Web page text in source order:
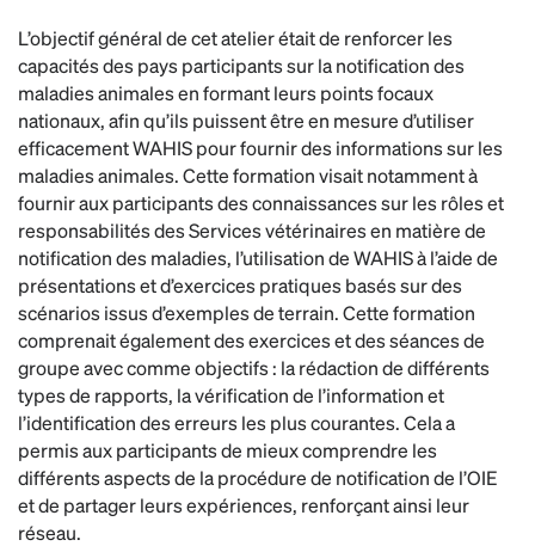
L’objectif général de cet atelier était de renforcer les
capacités des pays participants sur la notification des
maladies animales en formant leurs points focaux
nationaux, afin qu’ils puissent être en mesure d’utiliser
efficacement WAHIS pour fournir des informations sur les
maladies animales. Cette formation visait notamment à
fournir aux participants des connaissances sur les rôles et
responsabilités des Services vétérinaires en matière de
notification des maladies, l’utilisation de WAHIS à l’aide de
présentations et d’exercices pratiques basés sur des
scénarios issus d’exemples de terrain. Cette formation
comprenait également des exercices et des séances de
groupe avec comme objectifs : la rédaction de différents
types de rapports, la vérification de l’information et
l’identification des erreurs les plus courantes. Cela a
permis aux participants de mieux comprendre les
différents aspects de la procédure de notification de l’OIE
et de partager leurs expériences, renforçant ainsi leur
réseau.